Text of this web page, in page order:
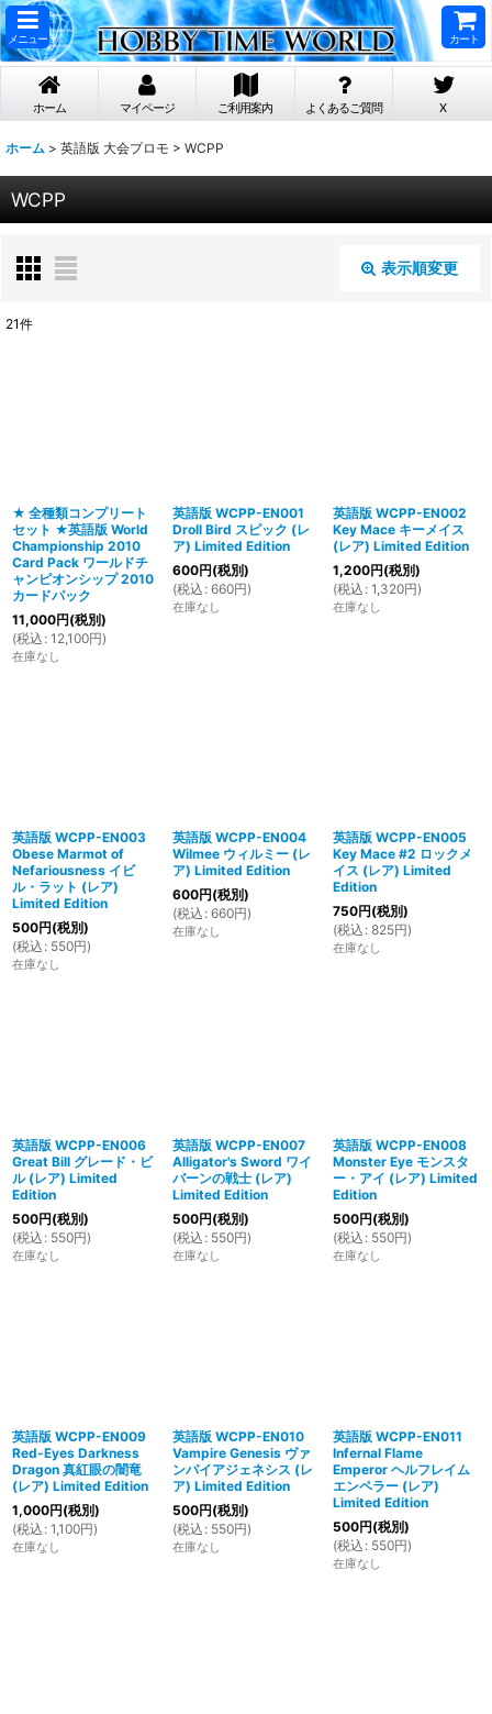
メニュー カート
ホーム マイページ ご利用案内 よくあるご質問 X
ホーム > 英語版 大会プロモ > WCPP
WCPP
表示順変更
絞り込む
21件
★ 全種類コンプリート
セット ★英語版 World
Championship 2010
Card Pack ワールドチ
ャンピオンシップ 2010
カードパック
11,000円(税別)
(税込 : 12,100円)
在庫なし
英語版 WCPP-EN001
Droll Bird スピック (レ
ア) Limited Edition
600円(税別)
(税込 : 660円)
在庫なし
英語版 WCPP-EN002
Key Mace キーメイス
(レア) Limited Edition
1,200円(税別)
(税込 : 1,320円)
在庫なし
英語版 WCPP-EN003
Obese Marmot of
Nefariousness イビ
ル・ラット (レア)
Limited Edition
500円(税別)
(税込 : 550円)
在庫なし
英語版 WCPP-EN004
Wilmee ウィルミー (レ
ア) Limited Edition
600円(税別)
(税込 : 660円)
在庫なし
英語版 WCPP-EN005
Key Mace #2 ロックメ
イス (レア) Limited
Edition
750円(税別)
(税込 : 825円)
在庫なし
英語版 WCPP-EN006
Great Bill グレード・ビ
ル (レア) Limited
Edition
500円(税別)
(税込 : 550円)
在庫なし
英語版 WCPP-EN007
Alligator's Sword ワイ
バーンの戦士 (レア)
Limited Edition
500円(税別)
(税込 : 550円)
在庫なし
英語版 WCPP-EN008
Monster Eye モンスタ
ー・アイ (レア) Limited
Edition
500円(税別)
(税込 : 550円)
在庫なし
英語版 WCPP-EN009
Red-Eyes Darkness
Dragon 真紅眼の闇竜
(レア) Limited Edition
1,000円(税別)
(税込 : 1,100円)
在庫なし
英語版 WCPP-EN010
Vampire Genesis ヴァ
ンパイアジェネシス (レ
ア) Limited Edition
500円(税別)
(税込 : 550円)
在庫なし
英語版 WCPP-EN011
Infernal Flame
Emperor ヘルフレイム
エンペラー (レア)
Limited Edition
500円(税別)
(税込 : 550円)
在庫なし